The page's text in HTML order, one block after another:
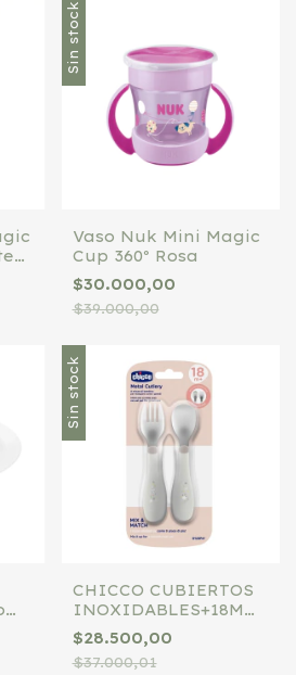
Sin stock
Vaso Nuk Mini Magic
Cup 360º Rosa
$30.000,00
$39.000,00
Sin stock
CHICCO CUBIERTOS
INOXIDABLES+18M
X2 GRIS
$28.500,00
$37.000,01